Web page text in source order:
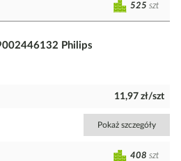
525 szt
Philips
11,97 zł/szt
Pokaż szczegóły
408 szt